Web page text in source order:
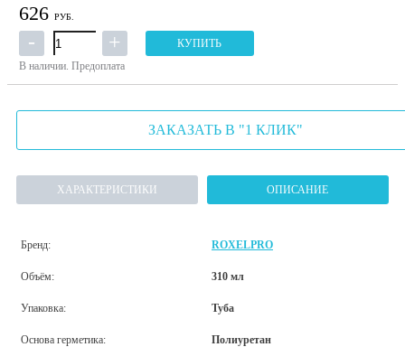
626 РУБ.
КУПИТЬ
В наличии. Предоплата
ЗАКАЗАТЬ В "1 КЛИК"
ХАРАКТЕРИСТИКИ ОПИСАНИЕ
Бренд: ROXELPRO
Объём: 310 мл
Упаковка: Туба
Основа герметика: Полиуретан